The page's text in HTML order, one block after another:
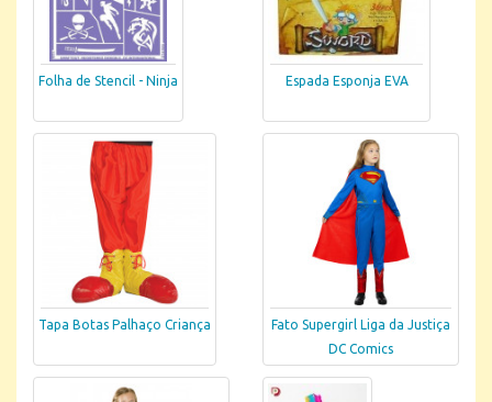
Folha de Stencil - Ninja Espada Esponja EVA
Tapa Botas Palhaço Criança
Fato Supergirl Liga da Justiça
DC Comics